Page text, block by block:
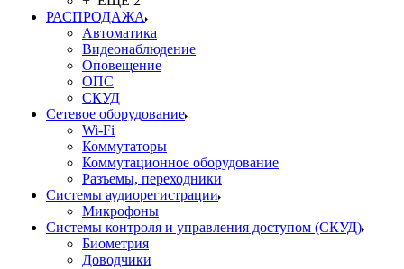
РАСПРОДАЖА
Автоматика
Видеонаблюдение
Оповещение
ОПС
СКУД
Сетевое оборудование
Wi-Fi
Коммутаторы
Коммутационное оборудование
Разъемы, переходники
Системы аудиорегистрации
Микрофоны
Системы контроля и управления доступом (СКУД)
Биометрия
Доводчики